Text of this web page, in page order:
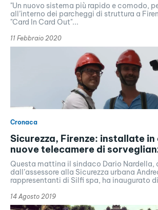
"Un nuovo sistema più rapido e comodo,
all’interno dei parcheggi di struttura a
"Card In Card Out"...
11 Febbraio 2020
Cronaca
Sicurezza, Firenze: installate
nuove telecamere di
Questa mattina il sindaco Dario
dall’assessore alla Sicurezza urbana
rappresentanti di Silfi spa, ha inaugurato
14 Agosto 2019